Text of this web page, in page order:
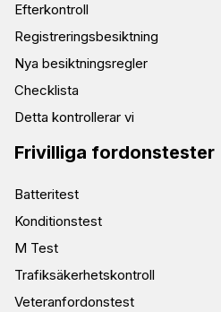
Efterkontroll
Registreringsbesiktning
Nya besiktningsregler
Checklista
Detta kontrollerar vi
Frivilliga fordonstester
Batteritest
Konditionstest
M Test
Trafiksäkerhetskontroll
Veteranfordonstest